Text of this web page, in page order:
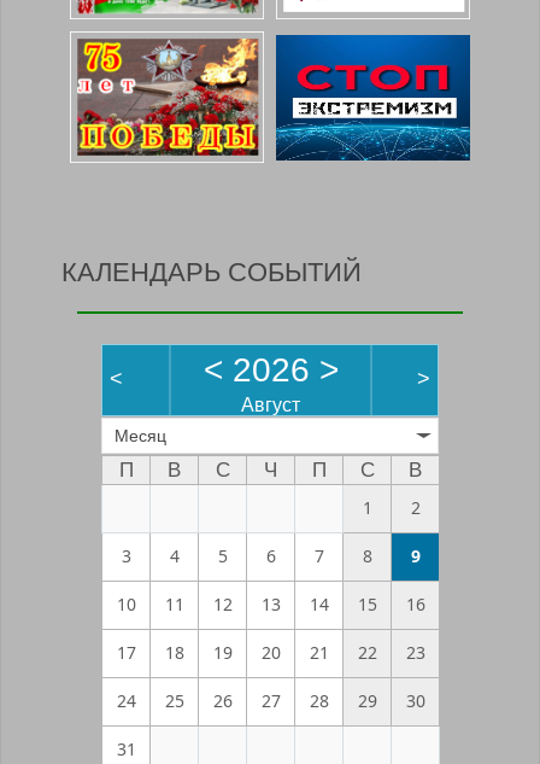
КАЛЕНДАРЬ СОБЫТИЙ
< < 2026 >
Август
>
Месяц
П В С Ч П С
В
1
2
3 4 5 6 7 8 9
10 11 12 13 14 15 16
17 18 19 20 21 22 23
24 25 26 27 28 29 30
31